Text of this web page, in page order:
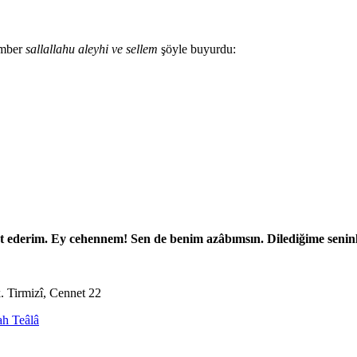
sallallahu aleyhi ve sellem şöyle buyurdu:
Ey cehennem! Sen de benim azâbımsın. Dilediğime
Tirmizî, Cennet 22
Teâlâ